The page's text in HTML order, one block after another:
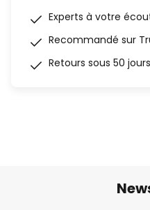
Experts à votre
Recommandé sur
Retours sous 50 jours